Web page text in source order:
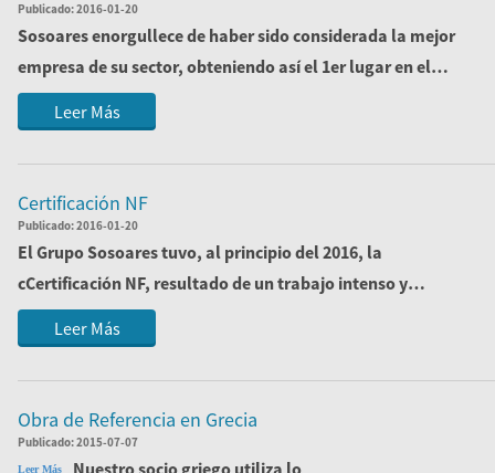
Publicado:2016-01-20
Sosoares enorgullece de haber sido considerada la mejor
empresa de su sector, obteniendo así el 1er lugar en el
ranking de las 1000 más grandes P...
Leer Más
Certificación NF
Publicado:2016-01-20
El Grupo Sosoares tuvo, al principio del 2016, la
cCertificación NF, resultado de un trabajo intenso y
riguroso. Otro objetivo logró!
Leer Más
Obra de Referencia en Grecia
Publicado:2015-07-07
Nuestro socio griego utiliza lo
Leer Más